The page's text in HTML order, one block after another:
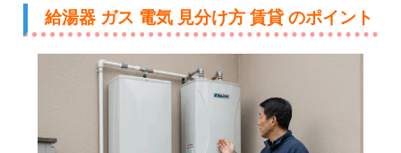
給湯器 ガス 電気 見分け方 賃貸 のポイント